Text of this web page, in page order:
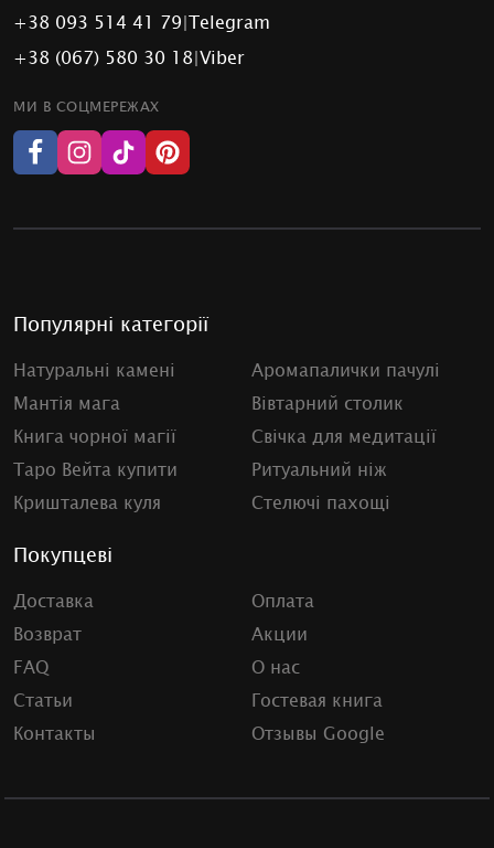
+38 093 514 41 79|Telegram
+38 (067) 580 30 18|Viber
МИ В СОЦМЕРЕЖАХ
Популярні категорії
Натуральні камені
Аромапалички пачулі
Мантія мага
Вівтарний столик
Книга чорної магії
Свічка для медитації
Таро Вейта купити
Ритуальний ніж
Кришталева куля
Стелючі пахощі
Покупцеві
Доставка
Оплата
Возврат
Акции
FAQ
О нас
Статьи
Гостевая книга
Контакты
Отзывы Google